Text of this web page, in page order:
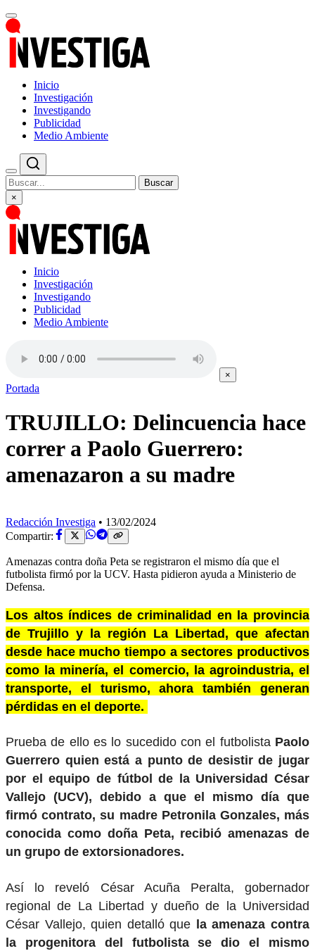
Inicio
Investigación
Investigando
Publicidad
Medio Ambiente
Buscar
×
Inicio
Investigación
Investigando
Publicidad
Medio Ambiente
×
Portada
TRUJILLO: Delincuencia hace
correr a Paolo Guerrero:
amenazaron a su madre
Redacción Investiga • 13/02/2024
Compartir:
Amenazas contra doña Peta se registraron el mismo día que el
futbolista firmó por la UCV. Hasta pidieron ayuda a Ministerio de
Defensa.
Los altos índices de criminalidad en la provincia
de Trujillo y la región La Libertad, que afectan
desde hace mucho tiempo a sectores productivos
como la minería, el comercio, la agroindustria, el
transporte, el turismo, ahora también generan
pérdidas en el deporte.
Prueba de ello es lo sucedido con el futbolista Paolo
Guerrero quien está a punto de desistir de jugar
por el equipo de fútbol de la Universidad César
Vallejo (UCV), debido a que el mismo día que
firmó contrato, su madre Petronila Gonzales, más
conocida como doña Peta, recibió amenazas de
un grupo de extorsionadores.
Así lo reveló César Acuña Peralta, gobernador
regional de La Libertad y dueño de la Universidad
César Vallejo, quien detalló que
la amenaza contra
la progenitora del futbolista se dio el mismo